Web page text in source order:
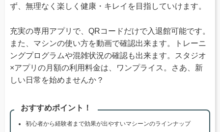
ず、無理なく楽しく健康・キレイを目指していけます。
充実の専用アプリで、QRコードだけで入退館可能です。
また、マシンの使い方を動画で確認出来ます。トレーニ
ングプログラムや混雑状況の確認も出来ます。スタジオ
×アプリの月額の利用料金は、ワンプライス。さあ、新
しい日常を始めませんか？
おすすめポイント！
初心者から経験者まで効果が出やすいマシーンのラインナップ